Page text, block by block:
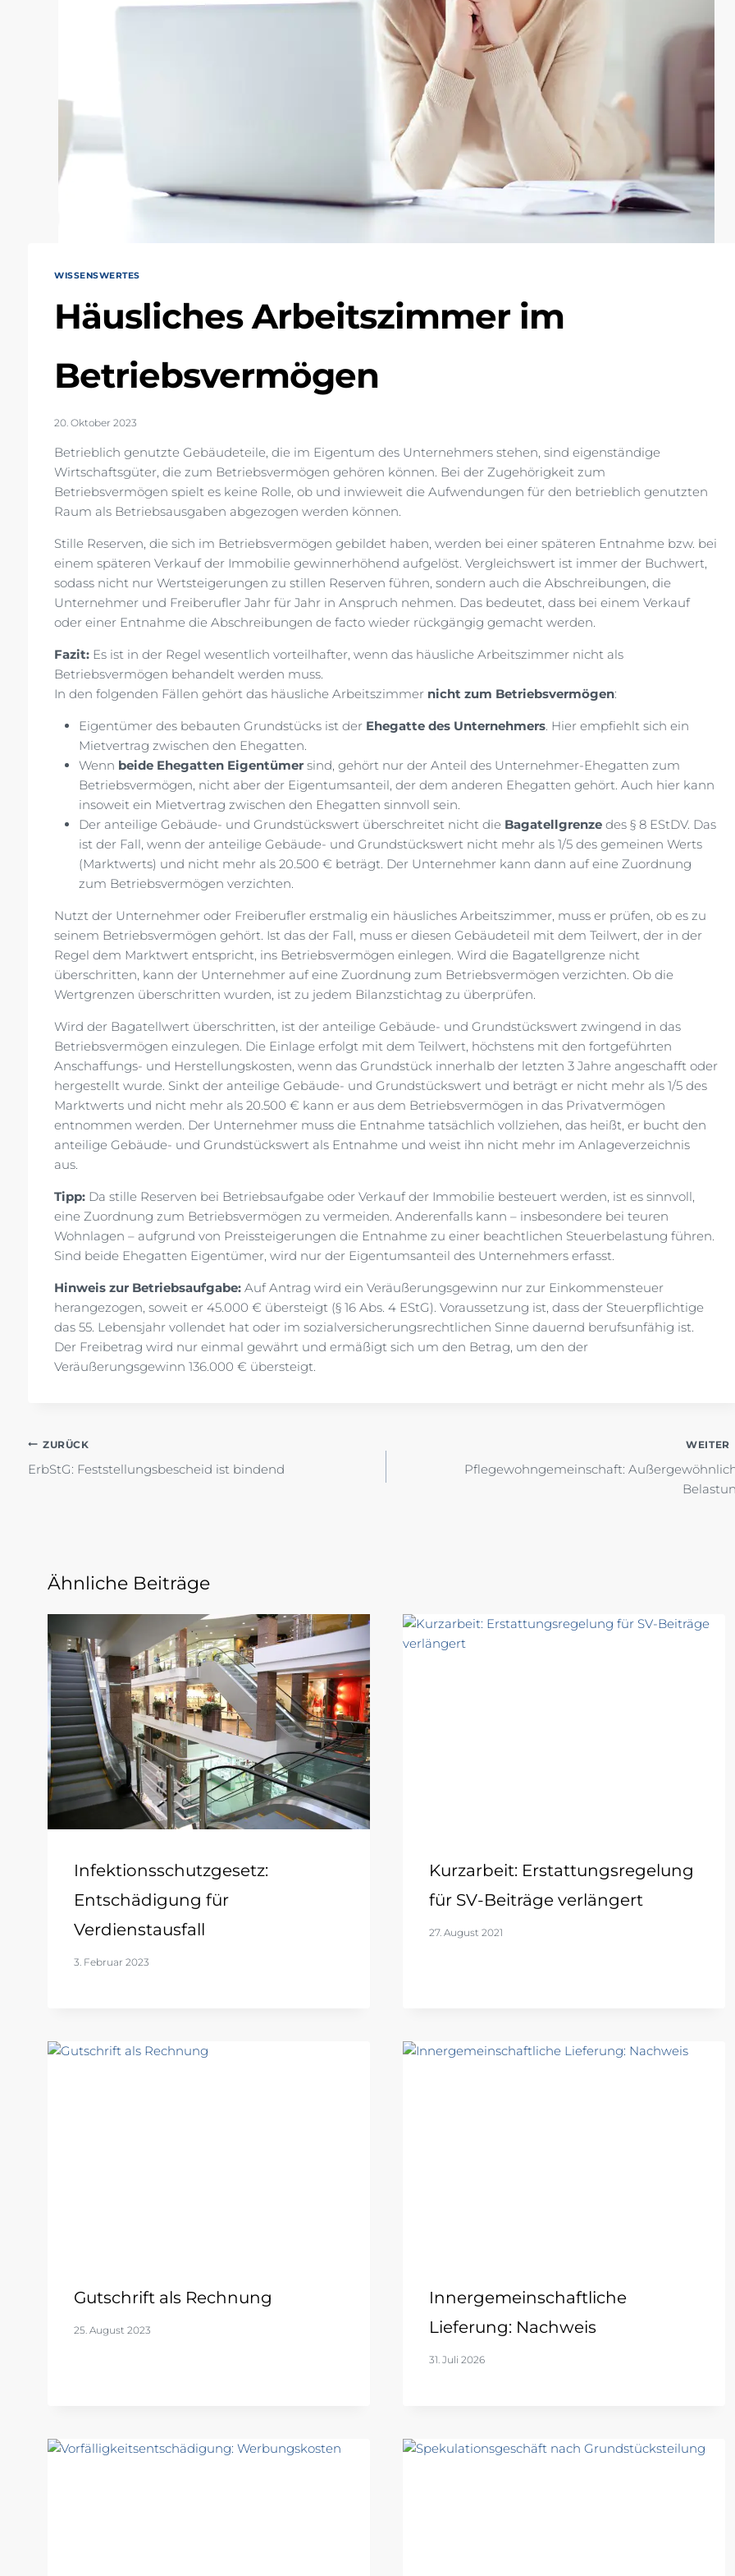
WISSENSWERTES
Häusliches Arbeitszimmer im
Betriebsvermögen
20. Oktober 2023
Betrieblich genutzte Gebäudeteile, die im Eigentum des Unternehmers stehen, sind eigenständige
Wirtschaftsgüter, die zum Betriebsvermögen gehören können. Bei der Zugehörigkeit zum
Betriebsvermögen spielt es keine Rolle, ob und inwieweit die Aufwendungen für den betrieblich genutzten
Raum als Betriebsausgaben abgezogen werden können.
Stille Reserven, die sich im Betriebsvermögen gebildet haben, werden bei einer späteren Entnahme bzw. bei
einem späteren Verkauf der Immobilie gewinnerhöhend aufgelöst. Vergleichswert ist immer der Buchwert,
sodass nicht nur Wertsteigerungen zu stillen Reserven führen, sondern auch die Abschreibungen, die
Unternehmer und Freiberufler Jahr für Jahr in Anspruch nehmen. Das bedeutet, dass bei einem Verkauf
oder einer Entnahme die Abschreibungen de facto wieder rückgängig gemacht werden.
Fazit: Es ist in der Regel wesentlich vorteilhafter, wenn das häusliche Arbeitszimmer nicht als
Betriebsvermögen behandelt werden muss.
In den folgenden Fällen gehört das häusliche Arbeitszimmer nicht zum Betriebsvermögen:
Eigentümer des bebauten Grundstücks ist der Ehegatte des Unternehmers. Hier empfiehlt sich ein
Mietvertrag zwischen den Ehegatten.
Wenn beide Ehegatten Eigentümer sind, gehört nur der Anteil des Unternehmer-Ehegatten zum
Betriebsvermögen, nicht aber der Eigentumsanteil, der dem anderen Ehegatten gehört. Auch hier kann
insoweit ein Mietvertrag zwischen den Ehegatten sinnvoll sein.
Der anteilige Gebäude- und Grundstückswert überschreitet nicht die Bagatellgrenze des § 8 EStDV. Das
ist der Fall, wenn der anteilige Gebäude- und Grundstückswert nicht mehr als 1/5 des gemeinen Werts
(Marktwerts) und nicht mehr als 20.500 € beträgt. Der Unternehmer kann dann auf eine Zuordnung
zum Betriebsvermögen verzichten.
Nutzt der Unternehmer oder Freiberufler erstmalig ein häusliches Arbeitszimmer, muss er prüfen, ob es zu
seinem Betriebsvermögen gehört. Ist das der Fall, muss er diesen Gebäudeteil mit dem Teilwert, der in der
Regel dem Marktwert entspricht, ins Betriebsvermögen einlegen. Wird die Bagatellgrenze nicht
überschritten, kann der Unternehmer auf eine Zuordnung zum Betriebsvermögen verzichten. Ob die
Wertgrenzen überschritten wurden, ist zu jedem Bilanzstichtag zu überprüfen.
Wird der Bagatellwert überschritten, ist der anteilige Gebäude- und Grundstückswert zwingend in das
Betriebsvermögen einzulegen. Die Einlage erfolgt mit dem Teilwert, höchstens mit den fortgeführten
Anschaffungs- und Herstellungskosten, wenn das Grundstück innerhalb der letzten 3 Jahre angeschafft oder
hergestellt wurde. Sinkt der anteilige Gebäude- und Grundstückswert und beträgt er nicht mehr als 1/5 des
Marktwerts und nicht mehr als 20.500 € kann er aus dem Betriebsvermögen in das Privatvermögen
entnommen werden. Der Unternehmer muss die Entnahme tatsächlich vollziehen, das heißt, er bucht den
anteilige Gebäude- und Grundstückswert als Entnahme und weist ihn nicht mehr im Anlageverzeichnis
aus.
Tipp: Da stille Reserven bei Betriebsaufgabe oder Verkauf der Immobilie besteuert werden, ist es sinnvoll,
eine Zuordnung zum Betriebsvermögen zu vermeiden. Anderenfalls kann – insbesondere bei teuren
Wohnlagen – aufgrund von Preissteigerungen die Entnahme zu einer beachtlichen Steuerbelastung führen.
Sind beide Ehegatten Eigentümer, wird nur der Eigentumsanteil des Unternehmers erfasst.
Hinweis zur Betriebsaufgabe: Auf Antrag wird ein Veräußerungsgewinn nur zur Einkommensteuer
herangezogen, soweit er 45.000 € übersteigt (§ 16 Abs. 4 EStG). Voraussetzung ist, dass der Steuerpflichtige
das 55. Lebensjahr vollendet hat oder im sozialversicherungsrechtlichen Sinne dauernd berufsunfähig ist.
Der Freibetrag wird nur einmal gewährt und ermäßigt sich um den Betrag, um den der
Veräußerungsgewinn 136.000 € übersteigt.
Beitragsnavigation
ZURÜCK
ErbStG: Feststellungsbescheid ist bindend
WEITER
Pflegewohngemeinschaft:
Ähnliche Beiträge
Infektionsschutzgesetz:
Entschädigung für
Verdienstausfall
3. Februar 2023
Kurzarbeit: Erstattungsregelung
für SV-Beiträge verlängert
27. August 2021
Gutschrift als Rechnung
25. August 2023
Innergemeinschaftliche
Lieferung: Nachweis
31. Juli 2026